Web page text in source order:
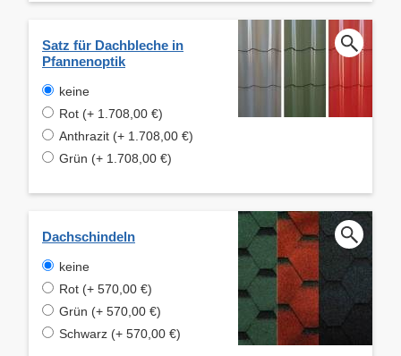
Satz für Dachbleche in
Pfannenoptik
keine
Rot (+ 1.708,00 €)
Anthrazit (+ 1.708,00 €)
Grün (+ 1.708,00 €)
Dachschindeln
keine
Rot (+ 570,00 €)
Grün (+ 570,00 €)
Schwarz (+ 570,00 €)